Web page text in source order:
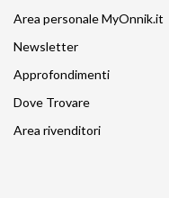
Area personale MyOnnik.it
Newsletter
Approfondimenti
Dove Trovare
Area rivenditori